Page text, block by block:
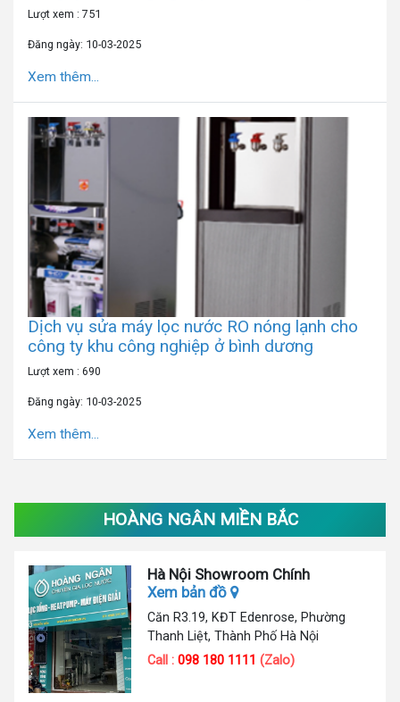
Lượt xem : 751
Đăng ngày: 10-03-2025
Xem thêm...
Dịch vụ sửa máy lọc nước RO nóng lạnh cho
công ty khu công nghiệp ở bình dương
Lượt xem : 690
Đăng ngày: 10-03-2025
Xem thêm...
HOÀNG NGÂN MIỀN BẮC
Hà Nội Showroom Chính
Xem bản đồ
Căn R3.19, KĐT Edenrose, Phường
Thanh Liệt, Thành Phố Hà Nội
Call :098 180 1111 (Zalo)